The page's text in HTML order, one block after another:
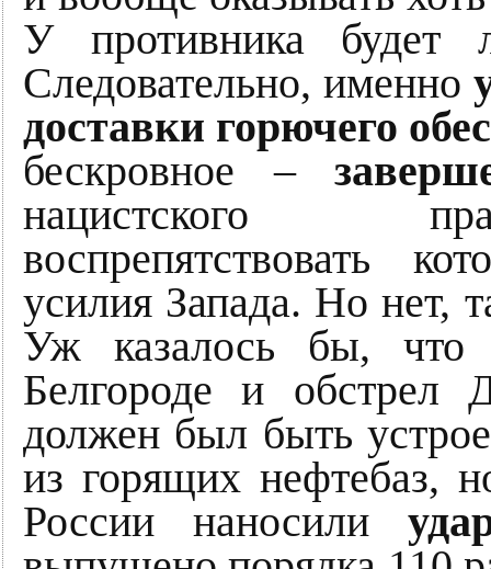
У противника будет
Следовательно, именно
доставки горючего
бескровное –
нацистского
воспрепятствовать
усилия Запада. Но нет,
Уж казалось бы, что
Белгороде и обстрел
должен был быть
из горящих
России наносили